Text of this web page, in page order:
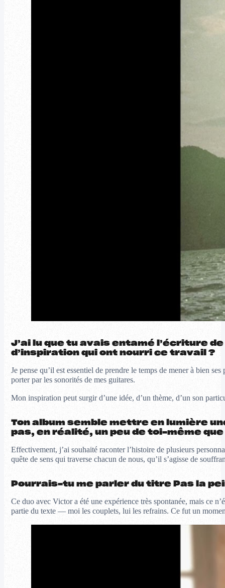
J’ai lu que tu avais entamé l’écriture
d’inspiration qui ont nourri ce travail ?
Je pense qu’il est essentiel de prendre le temps de mener à bien
porter par les sonorités de mes guitares.
Mon inspiration peut surgir d’une idée, d’un thème, d’un son
Ton album semble mettre en lumière
pas, en réalité, un peu de toi-même que
Effectivement, j’ai souhaité raconter l’histoire de plusieurs
quête de sens qui traverse chacun de nous, qu’il s’agisse de
Pourrais-tu me parler du titre Pas la
Ce duo avec Victor a été une expérience très spontanée, mais ce
partie du texte — moi les couplets, lui les refrains. Ce fut un